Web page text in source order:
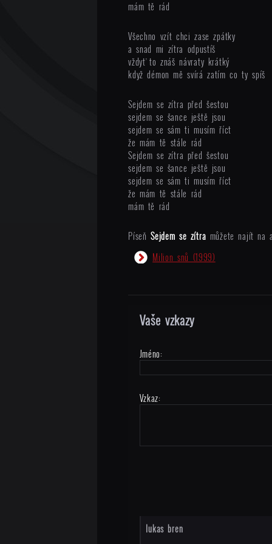
mám tě rád
Všechno vzít chci zase zpátky
a snad mi zítra odpustíš
vždyť to znáš návraty krátký
když démon mě svírá zatím co ty spíš
Sejdem se zítra před šestou
sejdem se šance ještě jsou
sejdem se sám ti musím říct
že mám tě stále rád
Sejdem se zítra před šestou
sejdem se šance ještě jsou
sejdem se sám ti musím říct
že mám tě stále rád
mám tě rád
PíseňSejdem se zítra můžete najít na
Milion snů (1999)
Vaše vzkazy
Jméno:
Vzkaz:
lukas bren